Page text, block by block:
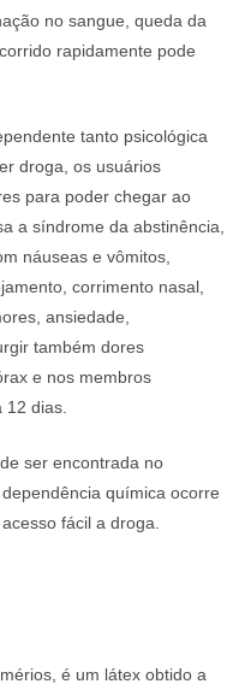
no sangue, queda da
rapidamente pode
tanto psicológica
droga, os usuários
para poder chegar ao
a síndrome da abstinência,
náuseas e vômitos,
corrimento nasal,
ansiedade,
também dores
e nos membros
dias.
ser encontrada no
química ocorre
fácil a droga.
é um látex obtido a